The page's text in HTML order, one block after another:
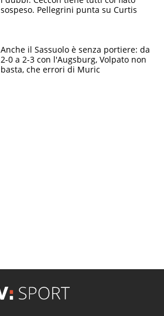
sospeso. Pellegrini punta su Curtis
Anche il Sassuolo è senza portiere: da
2-0 a 2-3 con l'Augsburg, Volpato non
basta, che errori di Muric